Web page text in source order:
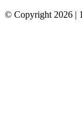
© Copyright 2026 |